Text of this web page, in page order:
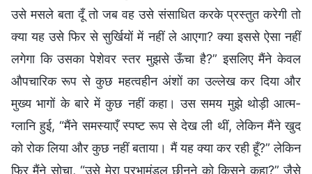
उसे मसले बता दूँ तो जब वह उसे संसाधित करके प्रस्तुत करेगी तो
क्या यह उसे फिर से सुर्खियों में नहीं ले आएगा? क्या इससे ऐसा नहीं
लगेगा कि उसका पेशेवर स्तर मुझसे ऊँचा है?” इसलिए मैंने केवल
औपचारिक रूप से कुछ महत्वहीन अंशों का उल्लेख कर दिया और
मुख्य भागों के बारे में कुछ नहीं कहा। उस समय मुझे थोड़ी आत्म-
ग्लानि हुई, “मैंने समस्याएँ स्पष्ट रूप से देख ली थीं, लेकिन मैंने खुद
को रोक लिया और कुछ नहीं बताया। मैं यह क्या कर रही हूँ?” लेकिन
फिर मैंने सोचा, “उसे मेरा प्रभामंडल छीनने को किसने कहा?” जैसे